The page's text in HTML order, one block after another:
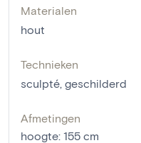
Materialen
hout
Technieken
sculpté, geschilderd
Afmetingen
hoogte: 155 cm